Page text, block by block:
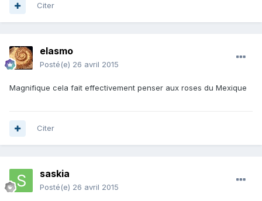
Citer
elasmo
Posté(e) 26 avril 2015
Magnifique cela fait effectivement penser aux roses du Mexique
Citer
saskia
Posté(e) 26 avril 2015